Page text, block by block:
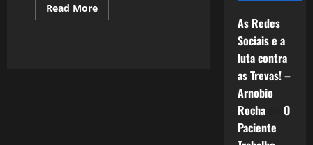
Read MoreRead
more
As Redes
Sociais e a
luta contra
as Trevas! –
Arnobio
Rochaem O
Paciente